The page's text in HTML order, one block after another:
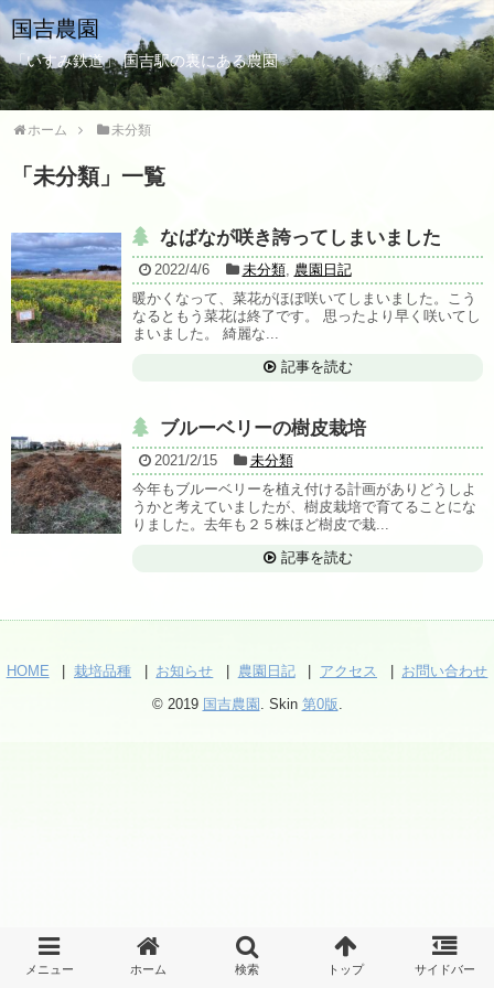
国吉農園
「いすみ鉄道」 国吉駅の裏にある農園
ホーム 未分類
「 未分類」 一覧
なばなが咲き誇ってしまいました
2022/4/6 未分類, 農園日記
暖かくなって、菜花がほぼ咲いてしまいました。こう
なるともう菜花は終了です。 思ったより早く咲いてし
まいました。 綺麗な...
記事を読む
ブルーベリーの樹皮栽培
2021/2/15
未分類
今年もブルーベリーを植え付ける計画がありどうしよ
うかと考えていましたが、樹皮栽培で育てることにな
りました。去年も２５株ほど樹皮で栽...
記事を読む
HOME 栽培品種 お知らせ 農園日記 アクセス
お問い合わせ
© 2019 国吉農園 . Skin 第0版